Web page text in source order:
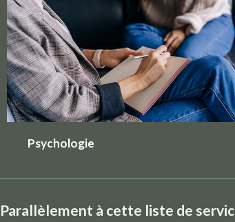
Psychologie
Parallèlement à cette liste de